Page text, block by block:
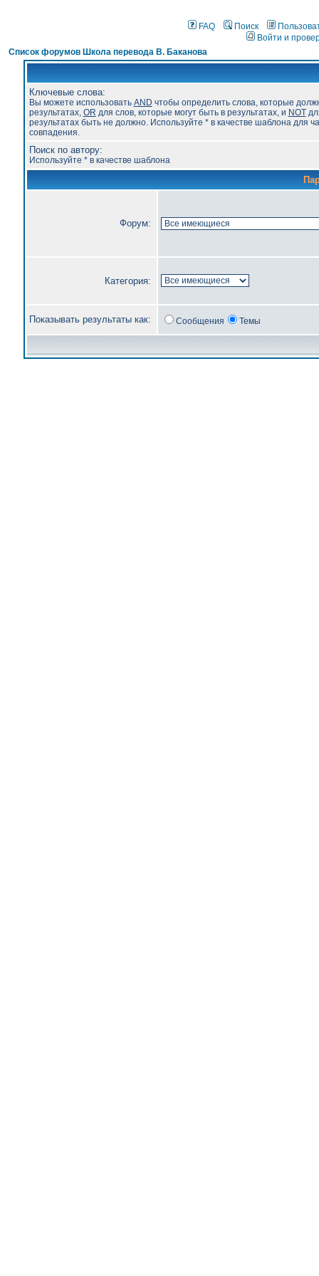
FAQ Поиск
Войти и
Список форумов Школа перевода В. Баканова
Ключевые слова:
Вы можете использовать AND чтобы определить слова, которые
результатах, OR для слов, которые могут быть в результатах, и NOT
результатах быть не должно. Используйте * в качестве шаблона для
совпадения.
Поиск по автору:
Используйте * в качестве шаблона
Форум:
Категория:
Показывать результаты как: Сообщения Темы